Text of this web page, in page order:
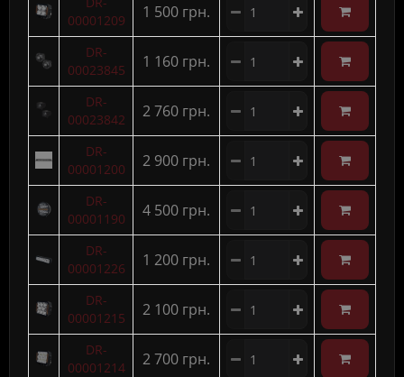
00001209
1 500 грн.
DR-
00023845
1 160 грн.
DR-
00023842
2 760 грн.
DR-
00001200
2 900 грн.
DR-
00001190
4 500 грн.
DR-
00001226
1 200 грн.
DR-
00001215
2 100 грн.
DR-
00001214
2 700 грн.